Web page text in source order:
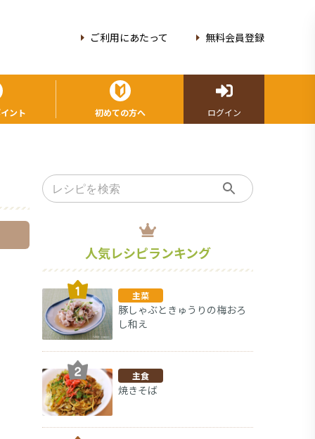
ご利用にあたって 無料会員登録
ント 初めての方へ ログイン
人気レシピランキング
主菜
豚しゃぶときゅうりの梅おろ
し和え
主食
焼きそば